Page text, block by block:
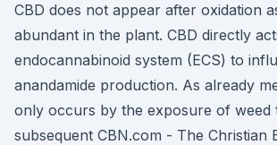
CBD does not appear after oxidation
abundant in the plant. CBD directly
endocannabinoid system (ECS) to
anandamide production. As already
only occurs by the exposure of weed
subsequent CBN.com - The Christian